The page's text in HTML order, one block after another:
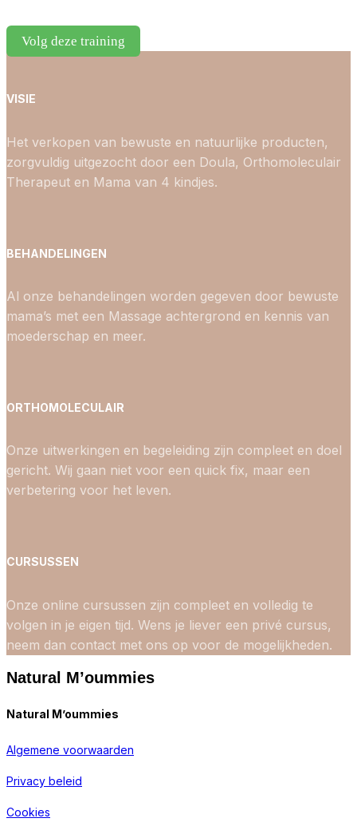
Volg deze training
VISIE
Het verkopen van bewuste en natuurlijke producten,
zorgvuldig uitgezocht door een Doula, Orthomoleculair
Therapeut en Mama van 4 kindjes.
BEHANDELINGEN
Al onze behandelingen worden gegeven door bewuste
mama’s met een Massage achtergrond en kennis van
moederschap en meer.
ORTHOMOLECULAIR
Onze uitwerkingen en begeleiding zijn compleet en doel
gericht. Wij gaan niet voor een quick fix, maar een
verbetering voor het leven.
CURSUSSEN
Onze online cursussen zijn compleet en volledig te
volgen in je eigen tijd. Wens je liever een privé cursus,
neem dan contact met ons op voor de mogelijkheden.
Natural M’oummies
Natural M’oummies
Algemene voorwaarden
Privacy beleid
Cookies